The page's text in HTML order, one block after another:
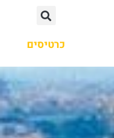
כרטיסים